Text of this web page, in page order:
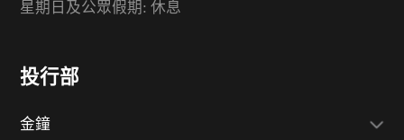
星期日及公眾假期: 休息
投行部
金鐘